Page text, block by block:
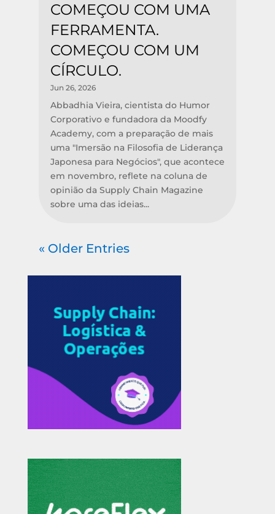
COMEÇOU COM UMA
FERRAMENTA.
COMEÇOU COM UM
CÍRCULO.
Jun 26, 2026
Abbadhia Vieira, cientista do Humor
Corporativo e fundadora da Moodfy
Academy, com a preparação de mais
uma "Imersão na Filosofia de Liderança
Japonesa para Negócios", que acontece
em novembro, reflete na coluna de
opinião da Supply Chain Magazine
sobre uma das ideias...
« Older Entries